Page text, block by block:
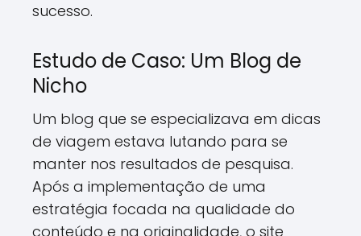
sucesso.
Estudo de Caso: Um Blog de
Nicho
Um blog que se especializava em dicas
de viagem estava lutando para se
manter nos resultados de pesquisa.
Após a implementação de uma
estratégia focada na qualidade do
conteúdo e na originalidade, o site